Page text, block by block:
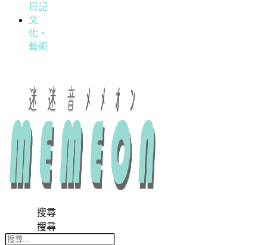
日記
文
化・
藝術
搜尋
搜尋